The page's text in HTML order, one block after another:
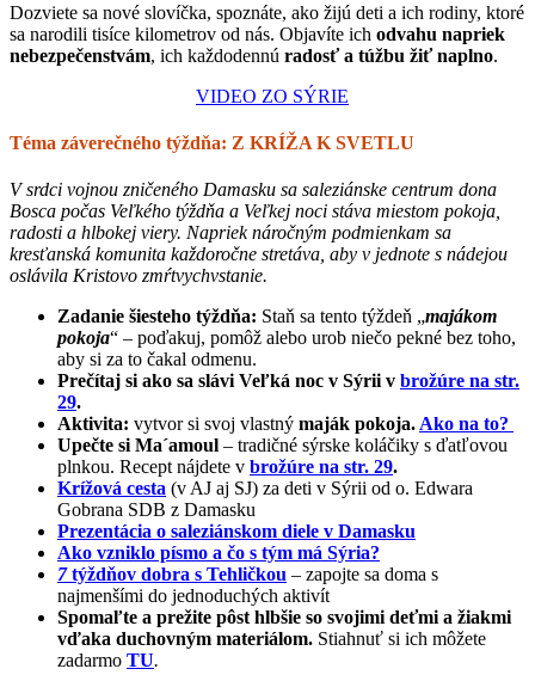
Dozviete sa nové slovíčka, spoznáte, ako žijú deti a ich rodiny, ktoré
sa narodili tisíce kilometrov od nás. Objavíte ich odvahu napriek
nebezpečenstvám, ich každodennú radosť a túžbu žiť naplno.
VIDEO ZO SÝRIE
Téma záverečného týždňa: Z KRÍŽA K SVETLU
V srdci vojnou zničeného Damasku sa saleziánske centrum dona
Bosca počas Veľkého týždňa a Veľkej noci stáva miestom pokoja,
radosti a hlbokej viery. Napriek náročným podmienkam sa
kresťanská komunita každoročne stretáva, aby v jednote s nádejou
oslávila Kristovo zmŕtvychvstanie.
Zadanie šiesteho týždňa: Staň sa tento týždeň „majákom
pokoja“ – poďakuj, pomôž alebo urob niečo pekné bez toho,
aby si za to čakal odmenu.
Prečítaj si ako sa slávi Veľká noc v Sýrii v brožúre na str.
29.
Aktivita: vytvor si svoj vlastný maják pokoja.Ako na to?
Upečte si Ma´amoul – tradičné sýrske koláčiky s ďatľovou
plnkou. Recept nájdete v brožúre na str. 29.
Krížová cesta (v AJ aj SJ) za deti v Sýrii od o. Edwara
Gobrana SDB z Damasku
Prezentácia o saleziánskom diele v Damasku
Ako vzniklo písmo a čo s tým má Sýria?
7týždňov dobra s Tehličkou – zapojte sa doma s
najmenšími do jednoduchých aktivít
Spomaľte a prežite pôst hlbšie so svojimi deťmi a žiakmi
vďaka duchovným materiálom. Stiahnuť si ich môžete
zadarmo TU.